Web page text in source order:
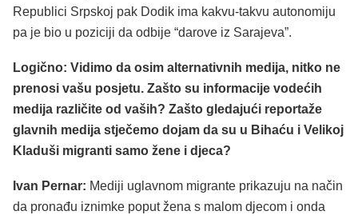
Republici Srpskoj pak Dodik ima kakvu-takvu autonomiju
pa je bio u poziciji da odbije “darove iz Sarajeva”.
Logično: Vidimo da osim alternativnih medija, nitko ne
prenosi vašu posjetu. Zašto su informacije vodećih
medija različite od vaših? Zašto gledajući reportaže
glavnih medija stječemo dojam da su u Bihaću i Velikoj
Kladuši migranti samo žene i djeca?
Ivan Pernar: Mediji uglavnom migrante prikazuju na način
da pronađu iznimke poput žena s malom djecom i onda